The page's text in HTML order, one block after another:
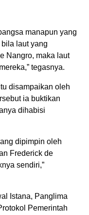
manapun yang
laut yang
Nangro, maka laut
tegasnya.
disampaikan oleh
ia buktikan
dihabisi
dipimpin oleh
Frederick de
sendiri,”
Istana, Panglima
Pemerintah